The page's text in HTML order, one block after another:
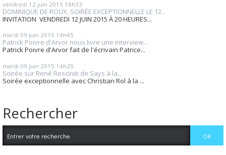
vendredi 12 juin 2015 18h33
DOMINIQUE DE ROUX, SOIRÉE EXCEPTIONNELLE LE 12...
INVITATION VENDREDI 12 JUIN 2015 À 20 HEURES...
mardi 09 juin 2015 14h45
Patrick Poivre d'Arvor nous livre une interview...
Patrick Poivre d'Arvor fait de l'écrivain Patrice...
mardi 09 juin 2015 14h25
Soirée sur René Resciniti de Says à la...
Soirée exceptionnelle avec Christian Rol à la ...
Rechercher